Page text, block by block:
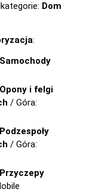
Dom
:
Samochody
Opony i felgi
/ Góra:
Podzespoły
/ Góra:
Przyczepy